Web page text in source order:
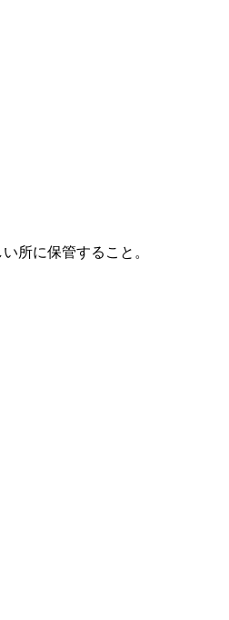
所に保管すること。